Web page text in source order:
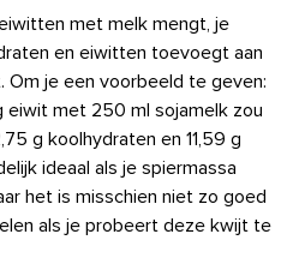
met melk mengt, je
en eiwitten toevoegt aan
Om je een voorbeeld te geven:
eiwit met 250 ml sojamelk zou
g koolhydraten en 11,59 g
ideaal als je spiermassa
het is misschien niet zo goed
als je probeert deze kwijt te